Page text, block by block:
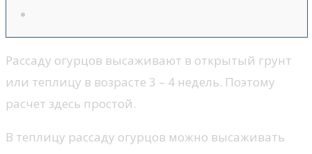
Рассаду огурцов высаживают в открытый грунт
или теплицу в возрасте 3 – 4 недель. Поэтому
расчет здесь простой.
В теплицу рассаду огурцов можно высаживать